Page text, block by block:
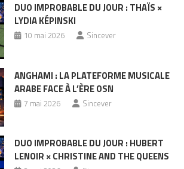
DUO IMPROBABLE DU JOUR : THAÏS ×
LYDIA KÉPINSKI
10 mai 2026 Sincever
ANGHAMI : LA PLATEFORME MUSICALE
ARABE FACE À L’ÈRE OSN
7 mai 2026 Sincever
DUO IMPROBABLE DU JOUR : HUBERT
LENOIR × CHRISTINE AND THE QUEENS